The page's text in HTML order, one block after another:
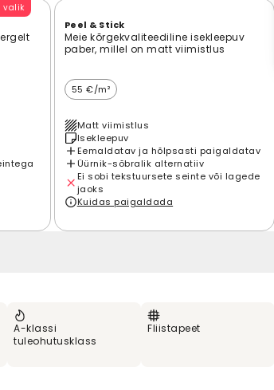
valik
Peel & Stick
Meie kõrgekvaliteediline isekleepuv
paber, millel on matt viimistlus
55 €/m²
Matt viimistlus
Isekleepuv
Eemaldatav ja hõlpsasti paigaldatav
Üürnik-sõbralik alternatiiv
Ei sobi tekstuursete seinte või lagede
jaoks
Kuidas paigaldada
A-klassi
tuleohutusklass
Fliistapeet